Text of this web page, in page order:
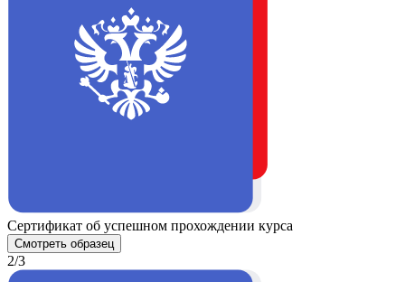
Сертификат об успешном прохождении курса
Смотреть образец
2/3